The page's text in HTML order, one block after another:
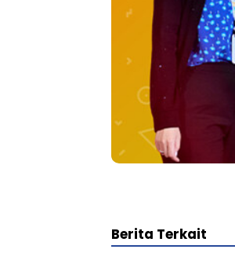
Berita Terkait